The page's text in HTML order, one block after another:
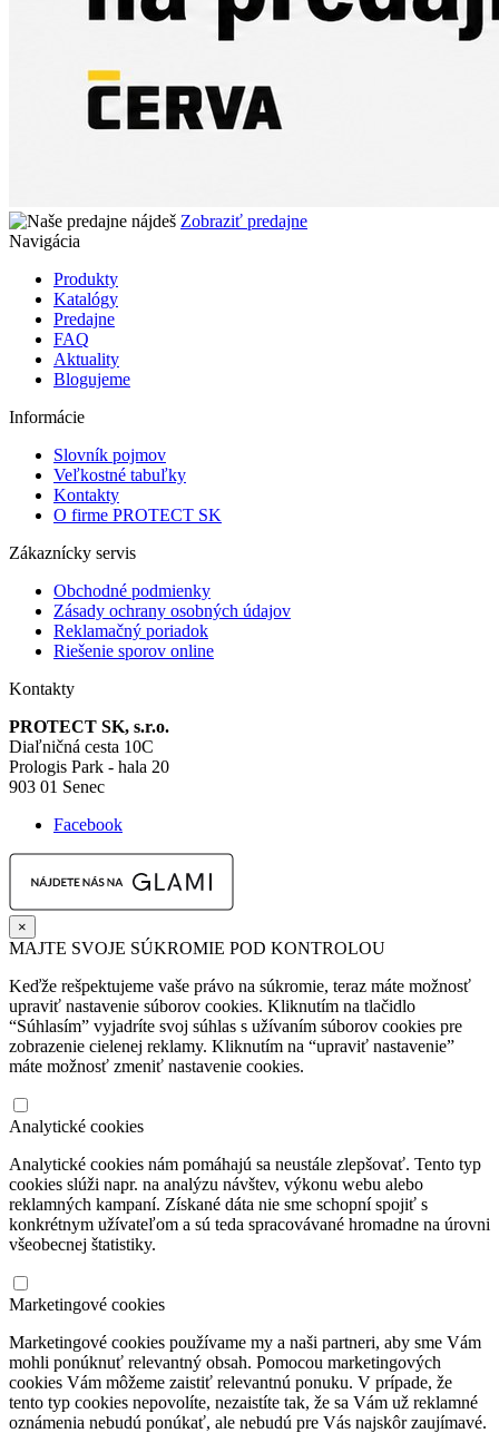
Zobraziť predajne
Navigácia
Produkty
Katalógy
Predajne
FAQ
Aktuality
Blogujeme
Informácie
Slovník pojmov
Veľkostné tabuľky
Kontakty
O firme PROTECT SK
Zákaznícky servis
Obchodné podmienky
Zásady ochrany osobných údajov
Reklamačný poriadok
Riešenie sporov online
Kontakty
PROTECT SK, s.r.o.
Diaľničná cesta 10C
Prologis Park - hala 20
903 01 Senec
Facebook
×
MAJTE SVOJE SÚKROMIE POD KONTROLOU
Keďže rešpektujeme vaše právo na súkromie, teraz máte možnosť
upraviť nastavenie súborov cookies. Kliknutím na tlačidlo
“Súhlasím” vyjadríte svoj súhlas s užívaním súborov cookies pre
zobrazenie cielenej reklamy. Kliknutím na “upraviť nastavenie”
máte možnosť zmeniť nastavenie cookies.
Analytické cookies
Analytické cookies nám pomáhajú sa neustále zlepšovať. Tento typ
cookies slúži napr. na analýzu návštev, výkonu webu alebo
reklamných kampaní. Získané dáta nie sme schopní spojiť s
konkrétnym užívateľom a sú teda spracovávané hromadne na úrovni
všeobecnej štatistiky.
Marketingové cookies
Marketingové cookies používame my a naši partneri, aby sme Vám
mohli ponúknuť relevantný obsah. Pomocou marketingových
cookies Vám môžeme zaistiť relevantnú ponuku. V prípade, že
tento typ cookies nepovolíte, nezaistíte tak, že sa Vám už reklamné
oznámenia nebudú ponúkať, ale nebudú pre Vás najskôr zaujímavé.